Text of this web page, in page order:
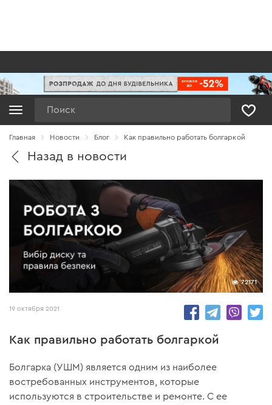
Главная Новости Блог Как правильно работать болгаркой
Назад в новости
72171
19 октября 2021
Как правильно работать болгаркой
Болгарка (УШМ) является одним из наиболее
востребованных инструментов, которые
используются в строительстве и ремонте. С ее